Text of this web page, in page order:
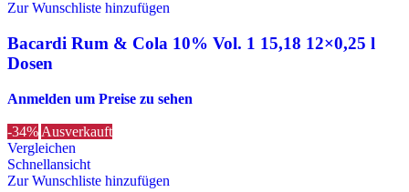
Zur Wunschliste hinzufügen
Bacardi Rum & Cola 10% Vol. 1 15,18 12×0,25 l
Dosen
Anmelden um Preise zu sehen
-34% Ausverkauft
Vergleichen
Schnellansicht
Zur Wunschliste hinzufügen